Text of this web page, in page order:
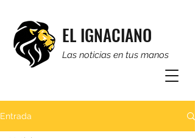
EL IGNACIANO
Las noticias en tus manos
Entrada